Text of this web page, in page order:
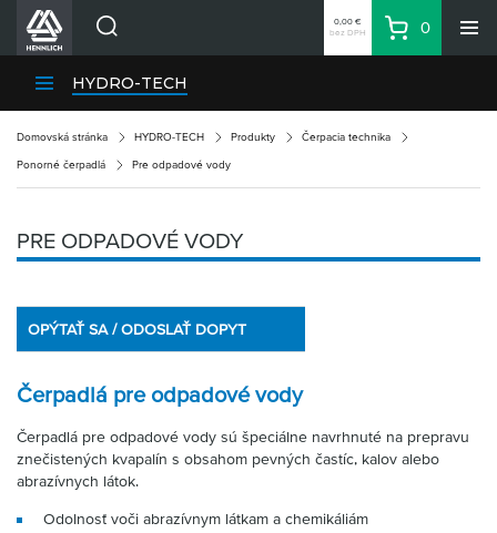
Divízie HENNLICH
Kariéra
Kontakty
Prihlásenie
Partner Zone
0,00 €
bez DPH
Košík
0
HYDRO-TECH
Domovská stránka HYDRO-TECH Produkty Čerpacia technika
Ponorné čerpadlá Pre odpadové vody
PRE ODPADOVÉ VODY
OPÝTAŤ SA / ODOSLAŤ DOPYT
Čerpadlá pre odpadové vody
Čerpadlá pre odpadové vody sú špeciálne navrhnuté na prepravu
znečistených kvapalín s obsahom pevných častíc, kalov alebo
abrazívnych látok.
Odolnosť voči abrazívnym látkam a chemikáliám